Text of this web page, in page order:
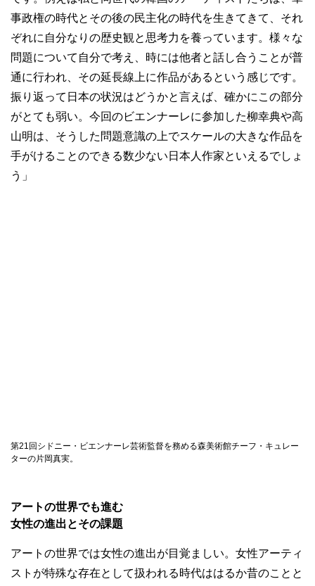
事政権の時代とその後の民主化の時代を生きてきて、それ
ぞれに自分なりの歴史観と思考力を養っています。様々な
問題について自分で考え、時には他者と話し合うことが普
通に行われ、その延長線上に作品があるという感じです。
振り返って日本の状況はどうかと言えば、確かにこの部分
がとても弱い。今回のビエンナーレに参加した柳幸典や高
山明は、そうした問題意識の上でスケールの大きな作品を
手がけることのできる数少ない日本人作家といえるでしょ
う」
第21回シドニー・ビエンナーレ芸術監督を務める森美術館チーフ・キュレー
ターの片岡真実。
アートの世界でも進む
女性の進出とその課題
アートの世界では女性の進出が目覚ましい。女性アーティ
ストが特殊な存在として扱われる時代ははるか昔のことと